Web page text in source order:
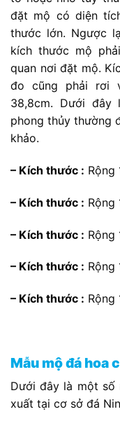
đặt mộ có diện
thước lớn. Ngược
kích thước mộ
quan nơi đặt mộ.
đo cũng phải rơi
38,8cm. Dưới
phong thủy thường
khảo.
– Kích thước : Rộng
– Kích thước : Rộng
– Kích thước : Rộng
– Kích thước : Rộng
– Kích thước : Rộng
Mẫu mộ đá hoa
Dưới đây là một số
xuất tại cơ sở đá